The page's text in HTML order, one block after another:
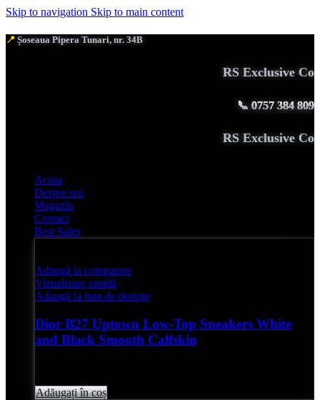
Skip to navigation Skip to main content
📍 Șoseaua Pipera Tunari, nr. 34B
RS Exclusive
📞 0757 384 809
RS Exclusive
Acasa
Despre noi
Magazin
Contact
Best Sales
Adaugă la comparare
Vizualizare rapidă
Adaugă la lista de dorințe
Dior B27 Uptown Low-Top Sneakers White
and Black Smooth Calfskin
Adăugați în coș